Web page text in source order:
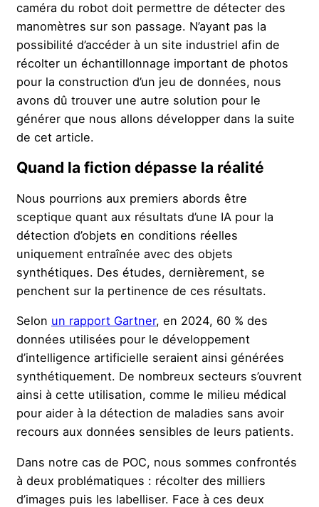
caméra du robot doit permettre de détecter des
manomètres sur son passage. N’ayant pas la
possibilité d’accéder à un site industriel afin de
récolter un échantillonnage important de photos
pour la construction d’un jeu de données, nous
avons dû trouver une autre solution pour le
générer que nous allons développer dans la suite
de cet article.
Quand la fiction dépasse la réalité
Nous pourrions aux premiers abords être
sceptique quant aux résultats d’une IA pour la
détection d’objets en conditions réelles
uniquement entraînée avec des objets
synthétiques. Des études, dernièrement, se
penchent sur la pertinence de ces résultats.
Selon un rapport Gartner, en 2024, 60 % des
données utilisées pour le développement
d’intelligence artificielle seraient ainsi générées
synthétiquement. De nombreux secteurs s’ouvrent
ainsi à cette utilisation, comme le milieu médical
pour aider à la détection de maladies sans avoir
recours aux données sensibles de leurs patients.
Dans notre cas de POC, nous sommes confrontés
à deux problématiques : récolter des milliers
d’images puis les labelliser. Face à ces deux